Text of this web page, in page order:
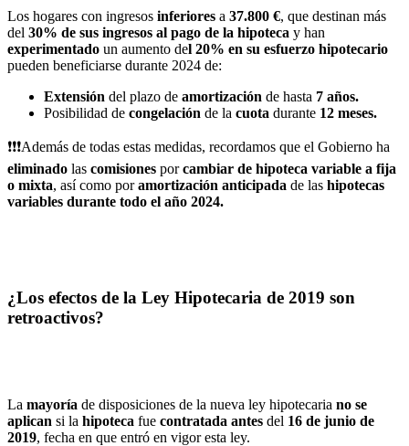
Los hogares con ingresos inferiores a 37.800 €, que destinan más
del 30% de sus ingresos al pago de la hipoteca y han
experimentado un aumento del 20% en su esfuerzo hipotecario
pueden beneficiarse durante 2024 de:
Extensión del plazo de amortización de hasta 7 años.
Posibilidad de congelación de la cuota durante 12 meses.
❗❗❗Además de todas estas medidas, recordamos que el Gobierno ha
eliminado las comisiones porcambiar de hipoteca variable a fija
o mixta, así como poramortización anticipada de las hipotecas
variables durante todo el año 2024.
¿Los efectos de la Ley Hipotecaria de 2019 son
retroactivos?
La mayoría de disposiciones de la nueva ley hipotecaria no se
aplican si la hipoteca fue contratada antes del 16 de junio de
2019, fecha en que entró en vigor esta ley.